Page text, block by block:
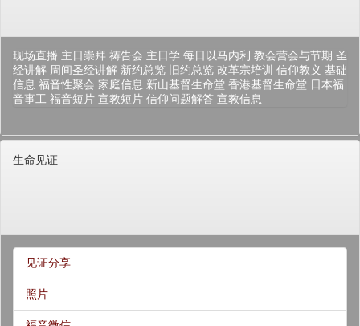
现场直播 主日崇拜 祷告会 主日学 每日以马内利 教会营会与节期 圣
经讲解 周间圣经讲解 新约总览 旧约总览 改革宗培训 信仰教义 基础
信息 福音性聚会 家庭信息 新山基督生命堂 香港基督生命堂 日本福
音事工 福音短片 宣教短片 信仰问题解答 宣教信息
生命见证
见证分享
照片